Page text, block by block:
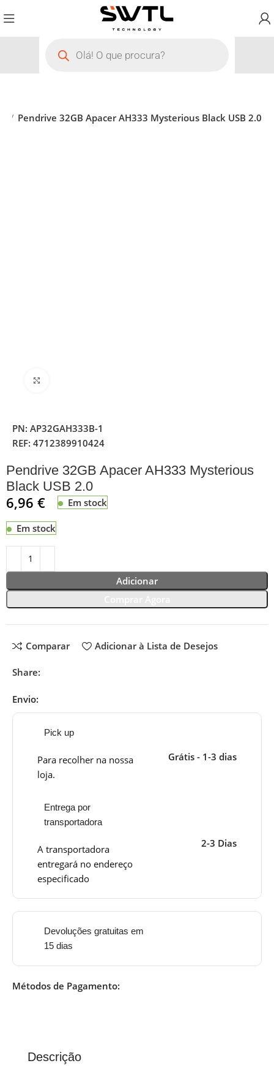
Pendrive 32GB Apacer AH333 Mysterious Black USB 2.0
PN:AP32GAH333B-1
REF:4712389910424
Pendrive 32GB Apacer AH333 Mysterious
Black USB 2.0
6,96€ Em stock
Em stock
Adicionar
Comparar Adicionar à Lista de Desejos
Share:
Envio:
Pick up
Para recolher na nossa
loja.
Grátis - 1-3 dias
Entrega por
transportadora
A transportadora
entregará no endereço
especificado
2-3 Dias
Devoluções gratuitas em
15 dias
Métodos de Pagamento:
Descrição